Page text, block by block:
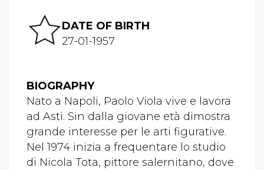
DATE OF BIRTH
27-01-1957
BIOGRAPHY
Nato a Napoli, Paolo Viola vive e lavora
ad Asti. Sin dalla giovane età dimostra
grande interesse per le arti figurative.
Nel 1974 inizia a frequentare lo studio
di Nicola Tota, pittore salernitano, dove